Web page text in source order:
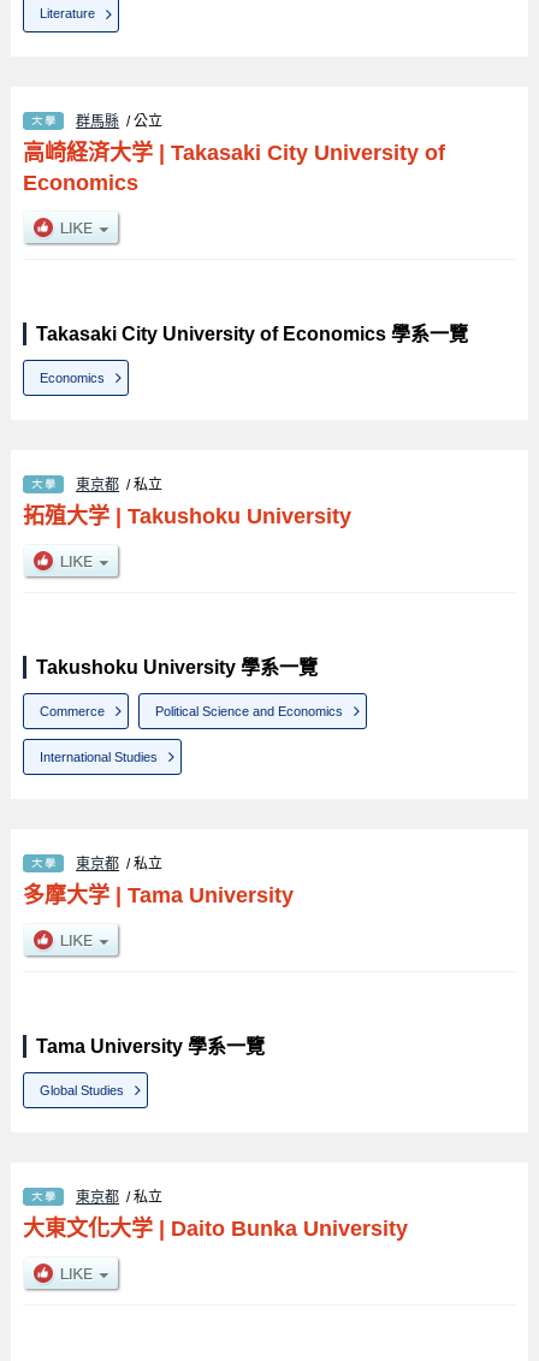
Literature
群馬縣 / 公立
高崎経済大学| Takasaki City University of
Economics
Takasaki City University of Economics 學系一覽
Economics
東京都 / 私立
拓殖大学| Takushoku University
Takushoku University 學系一覽
Commerce Political Science and Economics
International Studies
東京都 / 私立
多摩大学| Tama University
Tama University 學系一覽
Global Studies
東京都 / 私立
大東文化大学| Daito Bunka University